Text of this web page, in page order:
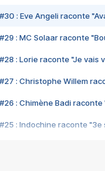
#30 : Eve Angeli raconte
#29 : MC Solaar raconte
#28 : Lorie raconte "Je vais
#27 : Christophe Willem
#26 : Chimène Badi
#25 : Indochine raconte "3e